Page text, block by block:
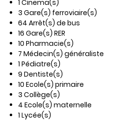
1 Cinema(s)
3 Gare(s) ferroviaire(s)
64 Arrêt(s) de bus
16 Gare(s) RER
10 Pharmacie(s)
7 Médecin(s) généraliste
1 Pédiatre(s)
9 Dentiste(s)
10 Ecole(s) primaire
3 Collège(s)
4 Ecole(s) maternelle
1 Lycée(s)